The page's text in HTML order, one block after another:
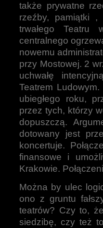
także prywatne
rzeźby, pamiątki ,
trwałego
centralnego
nowemu
przy Mostowej. 2
uchwałę
Teatrem
ubiegłego roku,
przez tych, którzy
dopuszczą.
dotowany jest
koncertuje.
finansowe i
Krakowie.
Można by ulec
ono z gruntu
teatrów? Czy to,
siedzibę, czy też